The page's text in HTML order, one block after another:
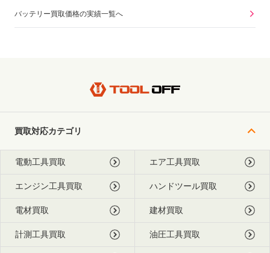
バッテリー買取価格の実績一覧へ
買取対応カテゴリ
電動工具買取 エア工具買取
エンジン工具買取 ハンドツール買取
電材買取 建材買取
計測工具買取 油圧工具買取